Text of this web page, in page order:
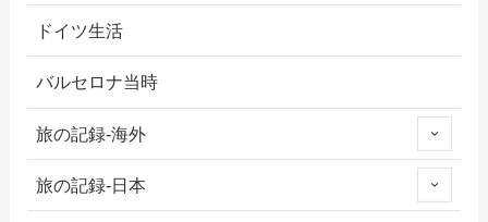
ドイツ生活
バルセロナ当時
旅の記録-海外
旅の記録-日本